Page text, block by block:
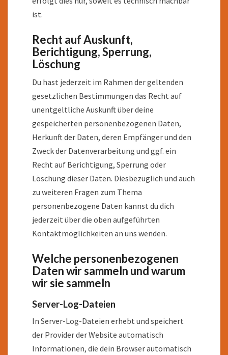
ist.
Recht auf Auskunft,
Berichtigung, Sperrung,
Löschung
Du hast jederzeit im Rahmen der geltenden
gesetzlichen Bestimmungen das Recht auf
unentgeltliche Auskunft über deine
gespeicherten personenbezogenen Daten,
Herkunft der Daten, deren Empfänger und den
Zweck der Datenverarbeitung und ggf. ein
Recht auf Berichtigung, Sperrung oder
Löschung dieser Daten. Diesbezüglich und auch
zu weiteren Fragen zum Thema
personenbezogene Daten kannst du dich
jederzeit über die oben aufgeführten
Kontaktmöglichkeiten an uns wenden.
Welche personenbezogenen
Daten wir sammeln und warum
wir sie sammeln
Server-Log-Dateien
In Server-Log-Dateien erhebt und speichert
der Provider der Website automatisch
Informationen, die dein Browser automatisch